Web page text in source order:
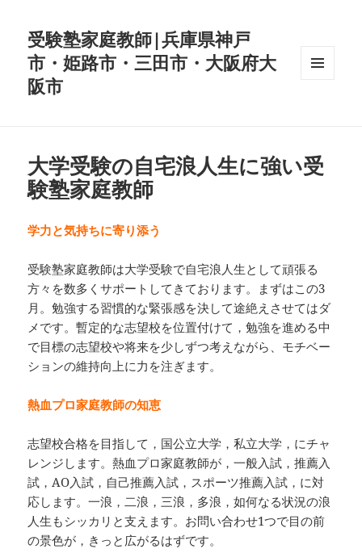
受験塾家庭教師|兵庫県神戸
市・姫路市・三田市・大阪府大
阪市
大学受験の自宅浪人生に強い受
験塾家庭教師
学力と気持ちに寄り添う
受験塾家庭教師は大学受験で自宅浪人生として頑張る
方々を数多くサポートしてきております。まずはこの3
月。勉強する習慣的な緊張感を決して途絶えさせてはダ
メです。暫定的な志望校を位置付けて，勉強を進める中
で目標の志望校や将来を少しずつ考えながら、モチベー
ションの維持向上に力を注ぎます。
熱血プロ家庭教師の知恵
志望校合格を目指して，国公立大学，私立大学，にチャ
レンジします。熱血プロ家庭教師が，一般入試，推薦入
試，AO入試，自己推薦入試，スポーツ推薦入試，に対
応します。一浪，二浪，三浪，多浪，如何なる状況の浪
人生もシッカリと支えます。お問い合わせ1つで目の前
の景色が，きっと広がるはずです。